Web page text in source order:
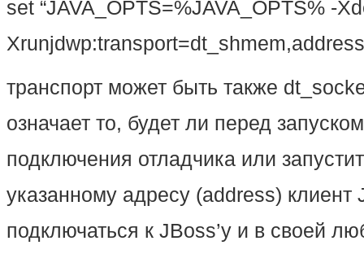
set “JAVA_OPTS=%JAVA_OPTS% -
транспорт может быть также
означает то, будет ли перед
подключения отладчика или
указанному адресу (address) клиент
подключаться к JBoss’у и в своей